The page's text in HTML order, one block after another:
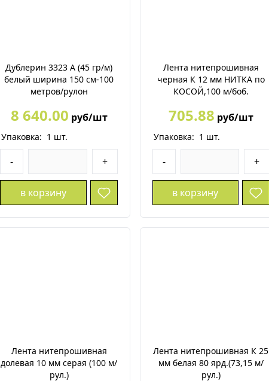
Дублерин 3323 А (45 гр/м)
белый ширина 150 см-100
метров/рулон
8 640.00 руб/шт
Упаковка: 1 шт.
- +
в корзину
Лента нитепрошивная
черная К 12 мм НИТКА по
КОСОЙ,100 м/боб.
705.88 руб/шт
Упаковка: 1 шт.
- +
в корзину
Лента нитепрошивная
долевая 10 мм серая (100 м/
рул.)
Лента нитепрошивная К 25
мм белая 80 ярд.(73,15 м/
рул.)